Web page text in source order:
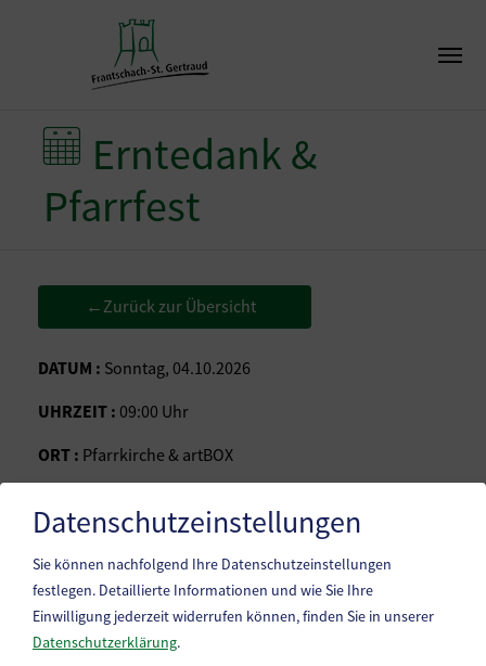
Erntedank &
Pfarrfest
←Zurück zur Übersicht
DATUM : Sonntag, 04.10.2026
UHRZEIT : 09:00 Uhr
ORT : Pfarrkirche & artBOX
Datenschutzeinstellungen
Sie können nachfolgend Ihre Datenschutzeinstellungen
festlegen. Detaillierte Informationen und wie Sie Ihre
Einwilligung jederzeit widerrufen können, finden Sie in unserer
Datenschutzerklärung.